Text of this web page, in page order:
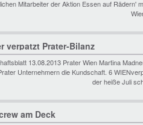
Mitarbeiter der Aktion Essen auf Rädern'
verpatzt Prater-Bilanz
13.08.2013 Prater Wien Martina
Unternehmern die Kundschaft. 6
der heiße Juli
am Deck